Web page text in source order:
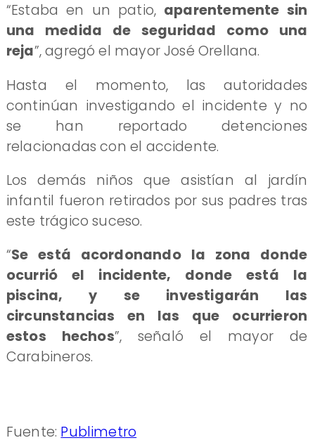
“Estaba en un patio, aparentemente sin
una medida de seguridad como una
reja”, agregó el mayor José Orellana.
Hasta el momento, las autoridades
continúan investigando el incidente y no
se han reportado detenciones
relacionadas con el accidente.
Los demás niños que asistían al jardín
infantil fueron retirados por sus padres tras
este trágico suceso.
“Se está acordonando la zona donde
ocurrió el incidente, donde está la
piscina, y se investigarán las
circunstancias en las que ocurrieron
estos hechos”, señaló el mayor de
Carabineros.
Fuente: Publimetro